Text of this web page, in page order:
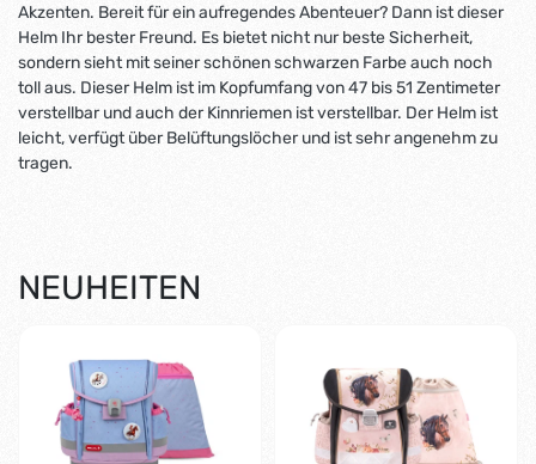
Akzenten. Bereit für ein aufregendes Abenteuer? Dann ist dieser
Helm Ihr bester Freund. Es bietet nicht nur beste Sicherheit,
sondern sieht mit seiner schönen schwarzen Farbe auch noch
toll aus. Dieser Helm ist im Kopfumfang von 47 bis 51 Zentimeter
verstellbar und auch der Kinnriemen ist verstellbar. Der Helm ist
leicht, verfügt über Belüftungslöcher und ist sehr angenehm zu
tragen.
NEUHEITEN